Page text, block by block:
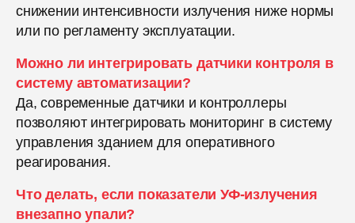
снижении интенсивности излучения ниже нормы
или по регламенту эксплуатации.
Можно ли интегрировать датчики контроля в
систему автоматизации?
Да, современные датчики и контроллеры
позволяют интегрировать мониторинг в систему
управления зданием для оперативного
реагирования.
Что делать, если показатели УФ-излучения
внезапно упали?